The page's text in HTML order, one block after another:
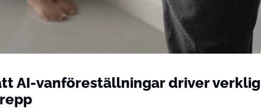
AI-vanföreställningar driver verklig